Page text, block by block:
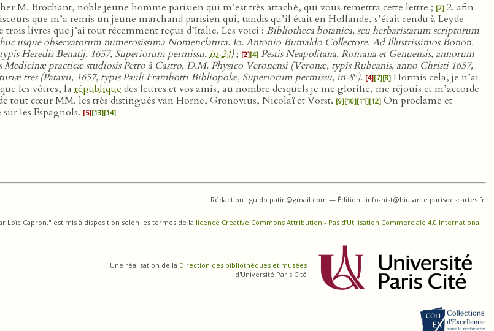
M. Brochant, noble jeune homme parisien qui m’est très attaché, qui vous remettra cette lettre ; [2] 2. afin
que m’a remis un jeune marchand parisien qui, tandis qu’il était en Hollande, s’était rendu à Leyde
trois livres que j’ai tout récemment reçus d’Italie. Les voici : Bibliotheca botanica, seu herbaristarum scriptorum
usque observatorum numerosissima Nomenclatura. Io. Antonio Bumaldo Collectore. Ad Illustrissimos Bonon.
Heredis Benatĳ, 1657, Superiorum permissu,in‑24); [2][4] Pestis Neapolitana, Romana et Genuensis, annorum
Medicinæ practicæ studiosis Petro à Castro, D.M. Physico Veronensi (Veronæ, typis Rubeanis, anno Christi 1657,
tres (Patavii, 1657, typis Pauli Frambotti Bibliopolæ, Superiorum permissu, in‑8o). [4][7][8] Hormis cela, je n’ai
les vôtres, la république des lettres et vos amis, au nombre desquels je me glorifie, me réjouis et m’accorde
tout cœur MM. les très distingués van Horne, Gronovius, Nicolaï et Vorst. [9][10][11][12] On proclame et
les Espagnols. [5][13][14]
Rédaction : guido.patin@gmail.com — Édition : info-hist@biusante.parisdescartes.fr
Loïc Capron." est mis à disposition selon les termes de la licence Creative Commons Attribution - Pas d’Utilisation Commerciale 4.0 International.
Une réalisation de la Direction des bibliothèques et musées
d'Université Paris Cité